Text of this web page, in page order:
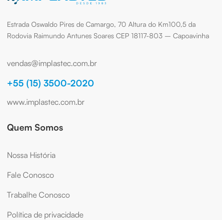
Estrada Oswaldo Pires de Camargo, 70 Altura do Km100,5 da
Rodovia Raimundo Antunes Soares CEP 18117-803 – Capoavinha
vendas@implastec.com.br
+55 (15) 3500-2020
www.implastec.com.br
Quem Somos
Nossa História
Fale Conosco
Trabalhe Conosco
Política de privacidade